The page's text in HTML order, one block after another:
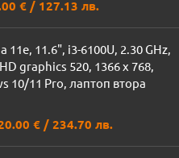
€ / 127.13 лв.
11.6", i3-6100U, 2.30 GHz,
graphics 520, 1366 x 768,
10/11 Pro, лаптоп втора
€ / 234.70 лв.